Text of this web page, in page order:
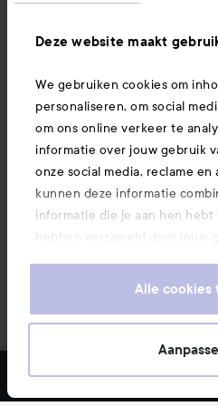
Deze website maakt
We gebruiken cookies om
personaliseren, om social
om ons online verkeer te
informatie over jouw gebruik
onze social media, reclame en
kunnen deze informatie
informatie die je aan hen
hebben verzameld door jouw
website te blijven gebruiken.
je graag door naar ons
Alle cookies
FILTER
Ook interessant
Download hier
Copyright 2026